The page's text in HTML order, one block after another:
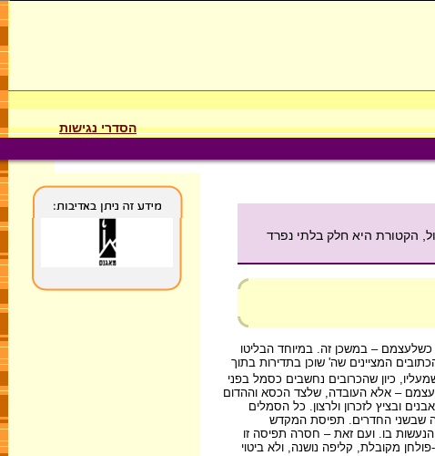
הסדרי נגישות
הקטורת היא חלק בלתי נפרד
– במשכן זה. במיוחד הבליטו
המציינים שה' שוכן בתדירות בתוך
כיון שהכרובים נחשבים כסמל בפני
– אלא העובדה, שלצד הכסא וההדום
ובציץ לזכרון ולרצון. כל הסמלים
שבשני החדרים. תפיסת המקדש
בו. ועם זאת – חסרה תפיסה זו
מקובלת, קליפה נושנה, ולא ביטוי